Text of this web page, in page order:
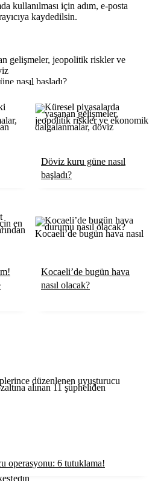
kullanılması için adım, e-posta
kaydedilsin.
nasıl başladı?
Döviz kuru güne nasıl
başladı?
Kocaeli’de bugün hava
nasıl olacak?
operasyonu: 6 tutuklama!